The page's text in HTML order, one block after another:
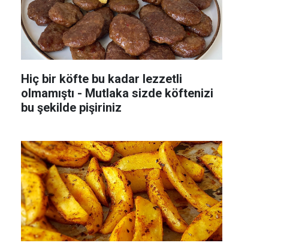
Hiç bir köfte bu kadar lezzetli
olmamıştı - Mutlaka sizde köftenizi
bu şekilde pişiriniz